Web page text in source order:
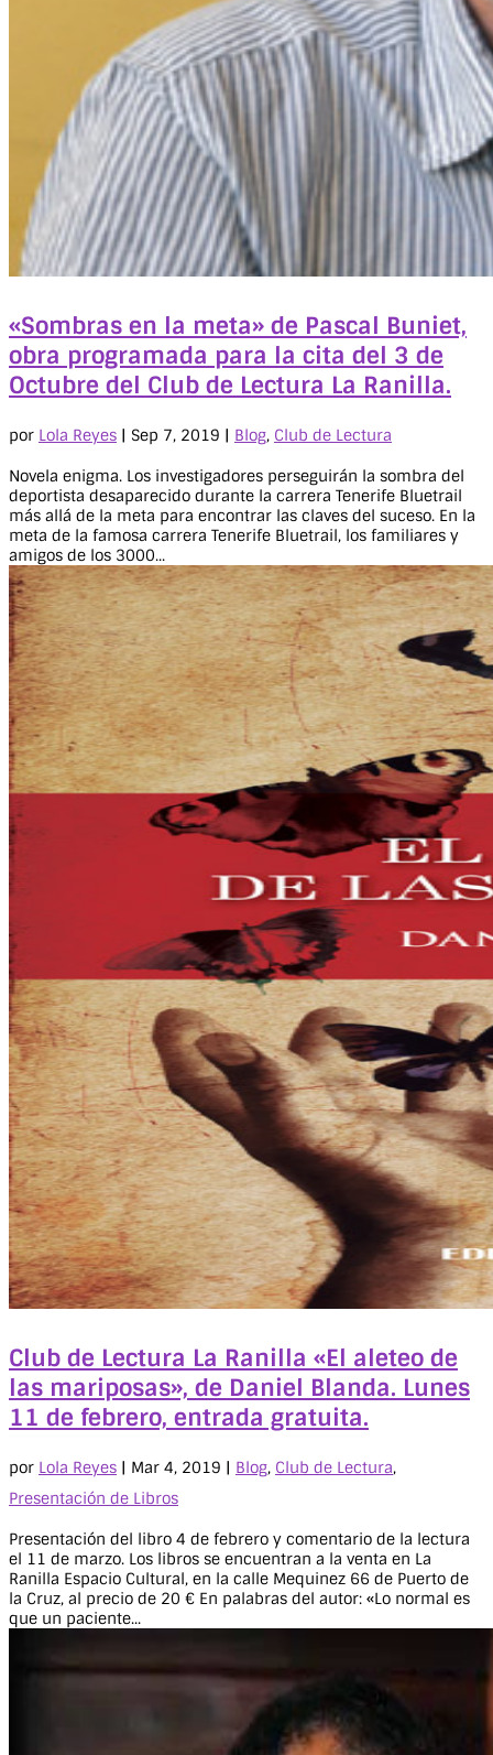
«Sombras en la meta» de Pascal Buniet,
obra programada para la cita del 3 de
Octubre del Club de Lectura La Ranilla.
por Lola Reyes | Sep 7, 2019 | Blog, Club de Lectura
Novela enigma. Los investigadores perseguirán la sombra del
deportista desaparecido durante la carrera Tenerife Bluetrail
más allá de la meta para encontrar las claves del suceso. En la
meta de la famosa carrera Tenerife Bluetrail, los familiares y
amigos de los 3000...
Club de Lectura La Ranilla «El aleteo de
las mariposas», de Daniel Blanda. Lunes
11 de febrero, entrada gratuita.
por Lola Reyes | Mar 4, 2019 | Blog, Club de Lectura,
Presentación de Libros
Presentación del libro 4 de febrero y comentario de la lectura
el 11 de marzo. Los libros se encuentran a la venta en La
Ranilla Espacio Cultural, en la calle Mequinez 66 de Puerto de
la Cruz, al precio de 20 € En palabras del autor: «Lo normal es
que un paciente...